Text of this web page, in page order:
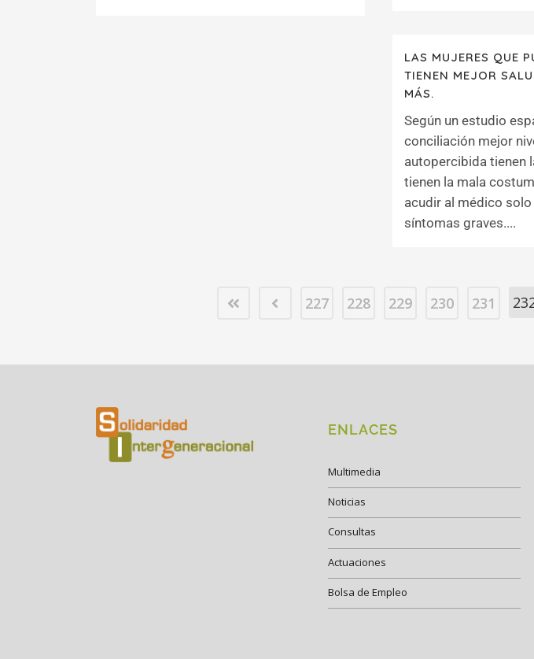
LAS MUJERES QUE
TIENEN MEJOR
MÁS.
Según un estudio
conciliación mejor
autopercibida tienen
tienen la mala
acudir al médico
síntomas graves....
227 228 229 230 231
ENLACES
Multimedia
Noticias
Consultas
Actuaciones
Bolsa de Empleo